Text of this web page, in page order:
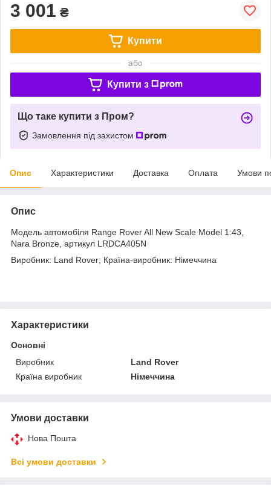
3 001 ₴
Купити
або
Купити з
Що таке купити з Пром?
Замовлення під захистом
Опис Характеристики Доставка Оплата Умови
Опис
Модель автомобіля Range Rover All New Scale Model 1:43,
Nara Bronze, артикул LRDCA405N
Виробник: Land Rover; Країна-виробник: Німеччина
Характеристики
Основні
Виробник
Land Rover
Країна виробник
Німеччина
Умови доставки
Нова Пошта
Всі умови доставки